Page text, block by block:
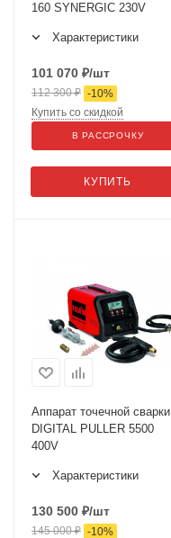
160 SYNERGIC 230V
Характеристики
101 070 ₽/шт
112 300₽ -10%
КУПИТЬ
Купить со скидкой
В РАССРОЧКУ
Аппарат точечной сварки
DIGITAL PULLER 5500
400V
Характеристики
130 500 ₽/шт
145 000₽ -10%